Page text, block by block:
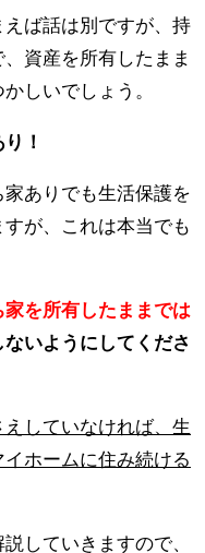
ば話は別ですが、持
資産を所有したまま
しいでしょう。
！
ありでも生活保護を
が、これは本当でも
を所有したままでは
いようにしてくださ
していなければ、生
ホームに住み続ける
していきますので、